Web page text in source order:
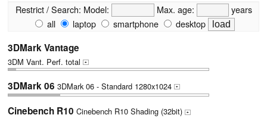
Restrict / Search: Model: Max. age:
years
all
laptop smartphone desktop
3DMark Vantage
3DM Vant. Perf. total +
3DMark 06 3DMark 06 - Standard 1280x1024 +
Cinebench R10 Cinebench R10 Shading (32bit) +